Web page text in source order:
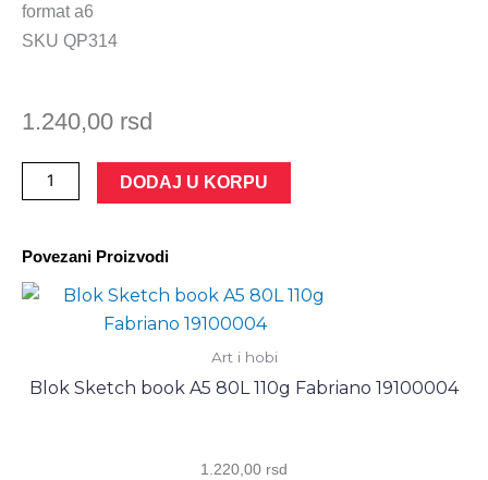
format a6
SKU QP314
1.240,00 rsd
Rokovnik
Moleskine
mek
povez
DODAJ U KORPU
Povezani Proizvodi
Art i hobi
Blok Sketch book A5 80L 110g Fabriano 19100004
1.220,00 rsd